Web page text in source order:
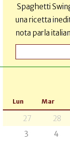
Spaghetti
una ricetta
nota parla
Lun Mar
27 28
3
4